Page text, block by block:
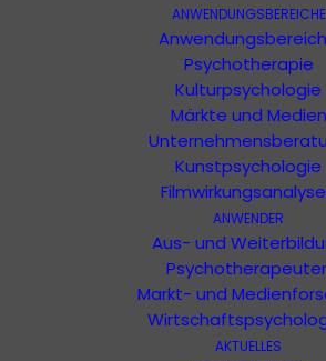
ANWENDUNGSBEREICHE
Psychotherapie
Kulturpsychologie
Märkte und Medien
Kunstpsychologie
ANWENDER
Aus- und
Markt- und
AKTUELLES
Gemütliche